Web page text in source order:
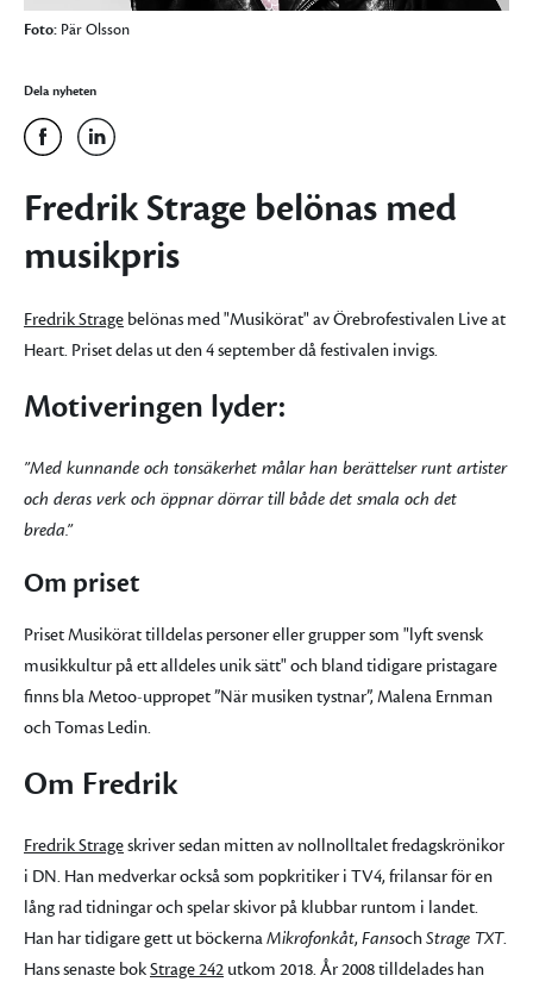
Foto: Pär Olsson
Dela nyheten
Fredrik Strage belönas med
musikpris
Fredrik Strage belönas med "Musikörat" av Örebrofestivalen Live at
Heart. Priset delas ut den 4 september då festivalen invigs.
Motiveringen lyder:
”Med kunnande och tonsäkerhet målar han berättelser runt artister
och deras verk och öppnar dörrar till både det smala och det
breda.”
Om priset
Priset Musikörat tilldelas personer eller grupper som "lyft svensk
musikkultur på ett alldeles unik sätt" och bland tidigare pristagare
finns bla Metoo-uppropet ”När musiken tystnar”, Malena Ernman
och Tomas Ledin.
Om Fredrik
Fredrik Strageskriver sedan mitten av nollnolltalet fredagskrönikor
i DN. Han medverkar också som popkritiker i TV4, frilansar för en
lång rad tidningar och spelar skivor på klubbar runtom i landet.
Han har tidigare gett ut böckernaMikrofonkåt, FansochStrage TXT.
Hans senaste bokStrage 242 utkom 2018. År 2008 tilldelades han